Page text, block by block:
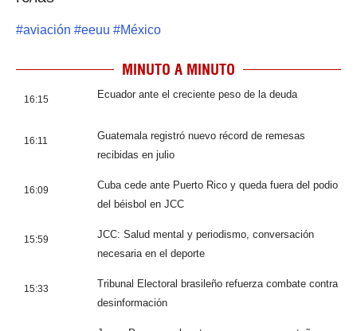
#aviación #eeuu #México
MINUTO A MINUTO
16:15 Ecuador ante el creciente peso de la deuda
16:11
Guatemala registró nuevo récord de remesas
recibidas en julio
16:09
Cuba cede ante Puerto Rico y queda fuera del podio
del béisbol en JCC
15:59
JCC: Salud mental y periodismo, conversación
necesaria en el deporte
15:33
Tribunal Electoral brasileño refuerza combate contra
desinformación